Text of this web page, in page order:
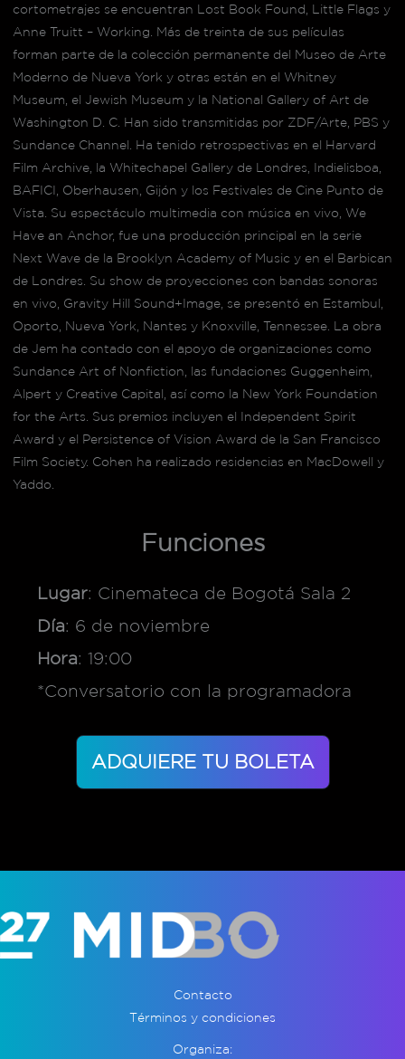
cortometrajes se encuentran Lost Book Found, Little Flags y
Anne Truitt – Working. Más de treinta de sus películas
forman parte de la colección permanente del Museo de Arte
Moderno de Nueva York y otras están en el Whitney
Museum, el Jewish Museum y la National Gallery of Art de
Washington D. C. Han sido transmitidas por ZDF/Arte, PBS y
Sundance Channel. Ha tenido retrospectivas en el Harvard
Film Archive, la Whitechapel Gallery de Londres, Indielisboa,
BAFICI, Oberhausen, Gijón y los Festivales de Cine Punto de
Vista. Su espectáculo multimedia con música en vivo, We
Have an Anchor, fue una producción principal en la serie
Next Wave de la Brooklyn Academy of Music y en el Barbican
de Londres. Su show de proyecciones con bandas sonoras
en vivo, Gravity Hill Sound+Image, se presentó en Estambul,
Oporto, Nueva York, Nantes y Knoxville, Tennessee. La obra
de Jem ha contado con el apoyo de organizaciones como
Sundance Art of Nonfiction, las fundaciones Guggenheim,
Alpert y Creative Capital, así como la New York Foundation
for the Arts. Sus premios incluyen el Independent Spirit
Award y el Persistence of Vision Award de la San Francisco
Film Society. Cohen ha realizado residencias en MacDowell y
Yaddo.
Funciones
Lugar: Cinemateca de Bogotá Sala 2
Día: 6 de noviembre
Hora: 19:00
*Conversatorio con la programadora
ADQUIERE TU BOLETA
Contacto
Términos y condiciones
Organiza: